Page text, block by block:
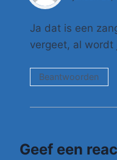
Ja dat is een
vergeet, al wordt
Beantwoorden
Geef een